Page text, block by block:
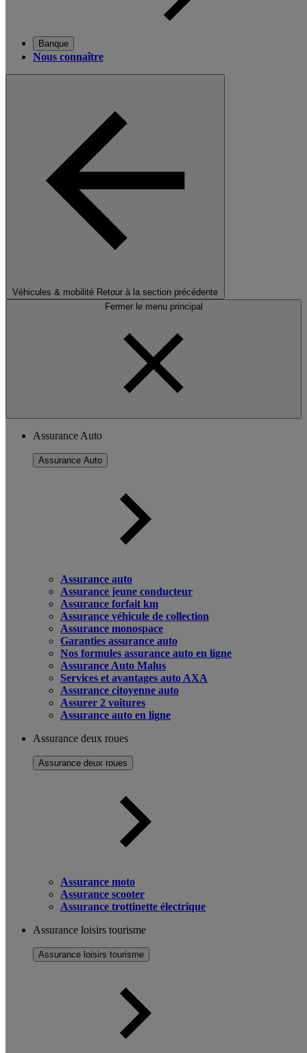
Banque
Nous connaître
Véhicules & mobilité Retour à la section précédente
Fermer le menu principal
Assurance Auto
Assurance Auto
Assurance auto
Assurance jeune conducteur
Assurance forfait km
Assurance véhicule de collection
Assurance monospace
Garanties assurance auto
Nos formules assurance auto en ligne
Assurance Auto Malus
Services et avantages auto AXA
Assurance citoyenne auto
Assurer 2 voitures
Assurance auto en ligne
Assurance deux roues
Assurance deux roues
Assurance moto
Assurance scooter
Assurance trottinette électrique
Assurance loisirs tourisme
Assurance loisirs tourisme